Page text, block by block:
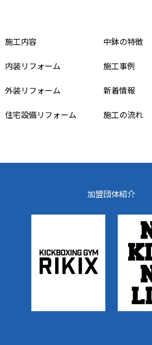
施工内容
内装リフォーム
外装リフォーム
住宅設備リフォーム
中鉢の特徴
施工事例
新着情報
施工の流れ
加盟団体紹介